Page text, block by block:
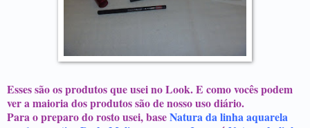
Esses são os produtos que usei no Look. E como vocês podem
ver a maioria dos produtos são de nosso uso diário.
Para o preparo do rosto usei, baseNatura da linha aquarela